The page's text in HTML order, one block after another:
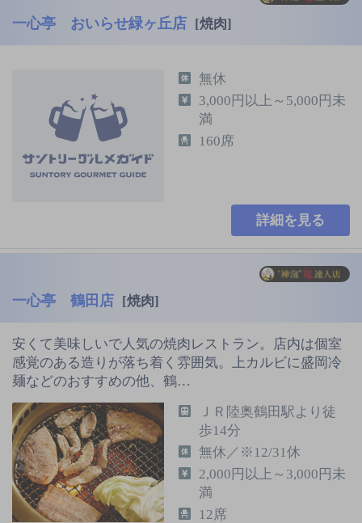
一心亭 おいらせ緑ヶ丘店 [焼肉]
無休
3,000円以上～5,000円未
満
160席
詳細を見る
一心亭 鶴田店 [焼肉]
安くて美味しいで人気の焼肉レストラン。店内は個室
感覚のある造りが落ち着く雰囲気。上カルビに盛岡冷
麺などのおすすめの他、鶴…
ＪＲ陸奥鶴田駅より徒
歩14分
無休／※12/31休
2,000円以上～3,000円未
満
12席